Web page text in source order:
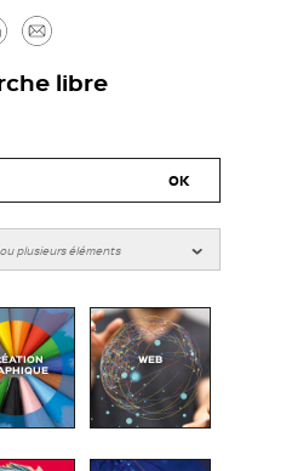
Imprimer
libre
WEB